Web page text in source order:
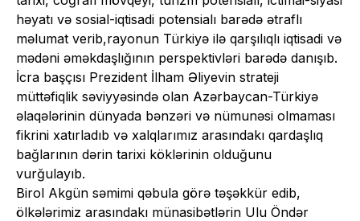
həyatı və sosial-iqtisadi potensialı barədə ətraflı
məlumat verib,rayonun Türkiyə ilə qarşılıqlı iqtisadi və
mədəni əməkdaşlığının perspektivləri barədə danışıb.
İcra başçısı Prezident İlham Əliyevin strateji
müttəfiqlik səviyyəsində olan Azərbaycan-Türkiyə
əlaqələrinin dünyada bənzəri və nümunəsi olmaması
fikrini xatırladıb və xalqlarımız arasındakı qardaşlıq
bağlarının dərin tarixi köklərinin olduğunu
vurğulayıb.
Birol Akgün səmimi qəbula görə təşəkkür edib,
ölkələrimiz arasındakı münasibətlərin Ulu Öndər